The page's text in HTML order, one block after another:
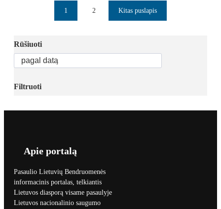
1 2 Kitas puslapis
Rūšiuoti
Filtruoti
Apie portalą
Pasaulio Lietuvių Bendruomenės
informacinis portalas, telkiantis
Lietuvos diasporą visame pasaulyje
Lietuvos nacionalinio saugumo